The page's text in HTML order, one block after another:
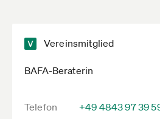
Vereinsmitglied
BAFA-Beraterin
Telefon
+49 4843 97 39